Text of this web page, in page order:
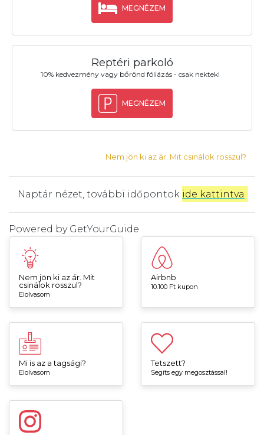
MEGNÉZEM
Reptéri parkoló
10% kedvezmény vagy bőrönd fóliázás - csak nektek!
MEGNÉZEM
Nem jön ki az ár. Mit csinálok rosszul?
Naptár nézet, további időpontok ide kattintva
Powered by GetYourGuide
Nem jön ki az ár. Mit
csinálok rosszul?
Elolvasom
Airbnb
10.100 Ft kupon
Mi is az a tagsági?
Elolvasom
Tetszett?
Segíts egy megosztással!